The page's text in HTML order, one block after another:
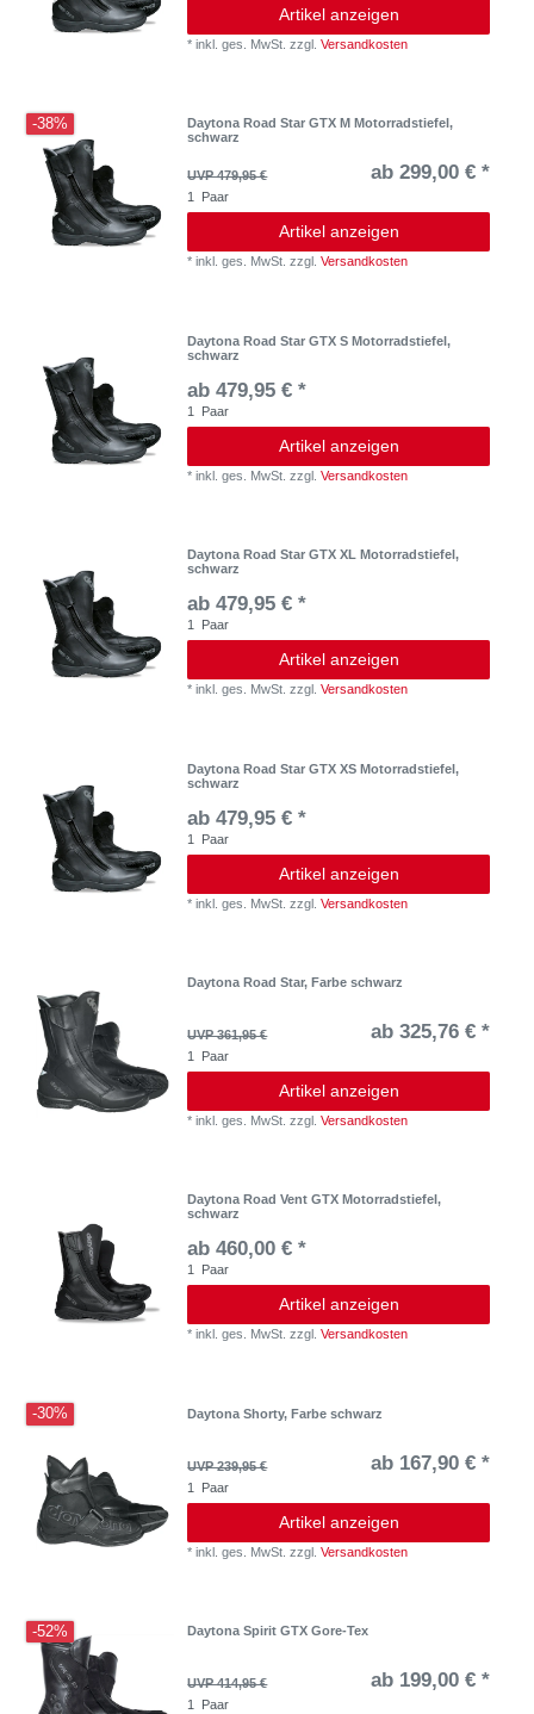
Artikel anzeigen
*inkl. ges. MwSt. zzgl.Versandkosten
-38%
Daytona Road Star GTX M Motorradstiefel,
schwarz
UVP 479,95 € ab 299,00 € *
1 Paar
Artikel anzeigen
*inkl. ges. MwSt. zzgl.Versandkosten
Daytona Road Star GTX S Motorradstiefel,
schwarz
ab 479,95 € *
1 Paar
Artikel anzeigen
*inkl. ges. MwSt. zzgl.Versandkosten
Daytona Road Star GTX XL Motorradstiefel,
schwarz
ab 479,95 € *
1 Paar
Artikel anzeigen
*inkl. ges. MwSt. zzgl.Versandkosten
Daytona Road Star GTX XS Motorradstiefel,
schwarz
ab 479,95 € *
1 Paar
Artikel anzeigen
*inkl. ges. MwSt. zzgl.Versandkosten
Daytona Road Star, Farbe schwarz
UVP 361,95 € ab 325,76 € *
1 Paar
Artikel anzeigen
*inkl. ges. MwSt. zzgl.Versandkosten
Daytona Road Vent GTX Motorradstiefel,
schwarz
ab 460,00 € *
1 Paar
Artikel anzeigen
*inkl. ges. MwSt. zzgl.Versandkosten
-30% Daytona Shorty, Farbe schwarz
UVP 239,95 € ab 167,90 € *
1 Paar
Artikel anzeigen
*inkl. ges. MwSt. zzgl.Versandkosten
-52% Daytona Spirit GTX Gore-Tex
UVP 414,95 € ab 199,00 € *
1 Paar